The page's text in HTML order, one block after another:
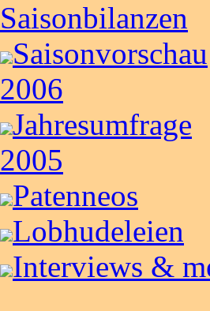
Saisonbilanzen
Saisonvorschau
2006
Jahresumfrage
2005
Patenneos
Lobhudeleien
Interviews &